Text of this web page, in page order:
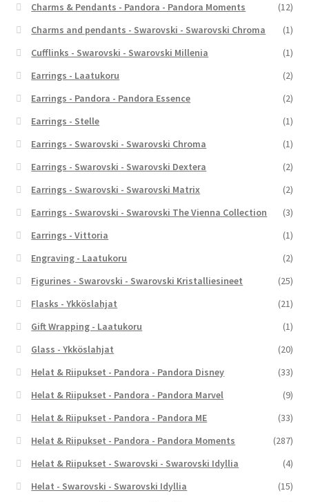
Charms & Pendants - Pandora - Pandora Moments
(12)
Charms and pendants - Swarovski - Swarovski Chroma
(1)
Cufflinks - Swarovski - Swarovski Millenia
(1)
Earrings - Laatukoru
(2)
Earrings - Pandora - Pandora Essence
(2)
Earrings - Stelle
(1)
Earrings - Swarovski - Swarovski Chroma
(1)
Earrings - Swarovski - Swarovski Dextera
(2)
Earrings - Swarovski - Swarovski Matrix
(2)
Earrings - Swarovski - Swarovski The Vienna Collection
(3)
Earrings - Vittoria
(1)
Engraving - Laatukoru
(2)
Figurines - Swarovski - Swarovski Kristalliesineet
(25)
Flasks - Ykköslahjat
(21)
Gift Wrapping - Laatukoru
(1)
Glass - Ykköslahjat
(20)
Helat & Riipukset - Pandora - Pandora Disney
(33)
Helat & Riipukset - Pandora - Pandora Marvel
(9)
Helat & Riipukset - Pandora - Pandora ME
(33)
Helat & Riipukset - Pandora - Pandora Moments
(287)
Helat & Riipukset - Swarovski - Swarovski Idyllia
(4)
Helat - Swarovski - Swarovski Idyllia
(15)